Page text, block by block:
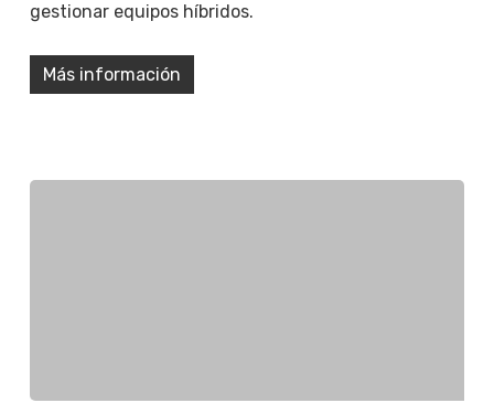
gestionar equipos híbridos.
Más información